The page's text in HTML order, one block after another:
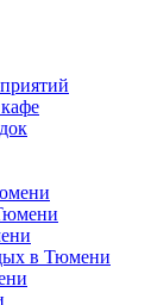
в Тюмени